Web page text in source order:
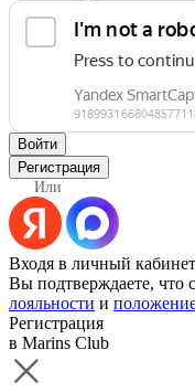
Войти
Регистрация
Или
Входя в личный
Вы подтверждаете, что
лояльности и
Регистрация
в Marins Club